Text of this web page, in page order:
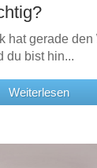
hat gerade den
du bist hin...
Weiterlesen